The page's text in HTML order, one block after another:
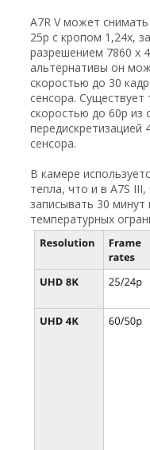
A7R V может
25p с кропом 1,24x,
разрешением 7860 x
альтернативы он
скоростью до 30
сенсора.
скоростью до 60p из
передискретизацией
сенсора.
В камере
тепла, что и в A7S
записывать 30
температурных